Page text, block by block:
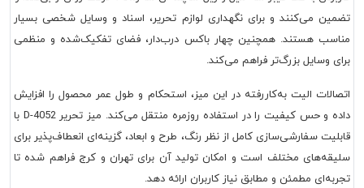
تضمین می‌کنند و برای نگهداری لوازم تحریر، اسناد و وسایل شخصی بسیار
مناسب هستند. همچنین چهار باکس درب‌دار، فضای تفکیک‌شده و منظمی
برای وسایل بزرگ‌تر فراهم می‌کند.
اتصالات الیت به‌کاررفته در این میز، استحکام و طول عمر محصول را افزایش
داده و حس کیفیت را در استفاده روزمره منتقل می‌کند. میز تحریر D-4052 با
قابلیت سفارشی‌سازی کامل از نظر رنگ، طرح و ابعاد، گزینه‌ای انعطاف‌پذیر برای
سلیقه‌های مختلف است و امکان تولید آن برای تهران و کرج فراهم شده تا
تجربه‌ای مطمئن و مطابق نیاز کاربران ارائه دهد.